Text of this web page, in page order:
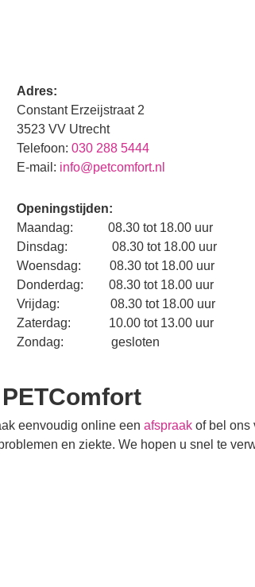
Adres:
Constant Erzeijstraat 2
3523 VV Utrecht
Telefoon: 030 288 5444
E-mail: info@petcomfort.nl
Openingstijden:
Maandag: 08.30 tot 18.00 uur
Dinsdag: 08.30 tot 18.00 uur
Woensdag: 08.30 tot 18.00 uur
Donderdag: 08.30 tot 18.00 uur
Vrijdag: 08.30 tot 18.00 uur
Zaterdag: 10.00 tot 13.00 uur
Zondag: gesloten
eenvoudig online een afspraakof bel ons
en ziekte. We hopen u snel te